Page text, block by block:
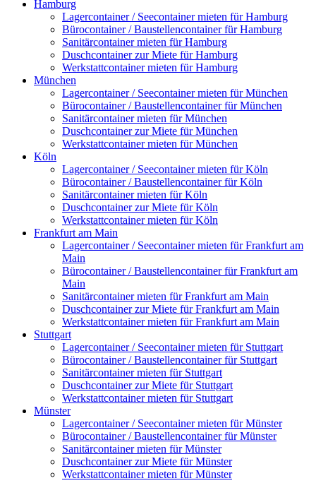
Hamburg
Lagercontainer / Seecontainer mieten für Hamburg
Bürocontainer / Baustellencontainer für Hamburg
Sanitärcontainer mieten für Hamburg
Duschcontainer zur Miete für Hamburg
Werkstattcontainer mieten für Hamburg
München
Lagercontainer / Seecontainer mieten für München
Bürocontainer / Baustellencontainer für München
Sanitärcontainer mieten für München
Duschcontainer zur Miete für München
Werkstattcontainer mieten für München
Köln
Lagercontainer / Seecontainer mieten für Köln
Bürocontainer / Baustellencontainer für Köln
Sanitärcontainer mieten für Köln
Duschcontainer zur Miete für Köln
Werkstattcontainer mieten für Köln
Frankfurt am Main
Lagercontainer / Seecontainer mieten für Frankfurt am
Main
Bürocontainer / Baustellencontainer für Frankfurt am
Main
Sanitärcontainer mieten für Frankfurt am Main
Duschcontainer zur Miete für Frankfurt am Main
Werkstattcontainer mieten für Frankfurt am Main
Stuttgart
Lagercontainer / Seecontainer mieten für Stuttgart
Bürocontainer / Baustellencontainer für Stuttgart
Sanitärcontainer mieten für Stuttgart
Duschcontainer zur Miete für Stuttgart
Werkstattcontainer mieten für Stuttgart
Münster
Lagercontainer / Seecontainer mieten für Münster
Bürocontainer / Baustellencontainer für Münster
Sanitärcontainer mieten für Münster
Duschcontainer zur Miete für Münster
Werkstattcontainer mieten für Münster